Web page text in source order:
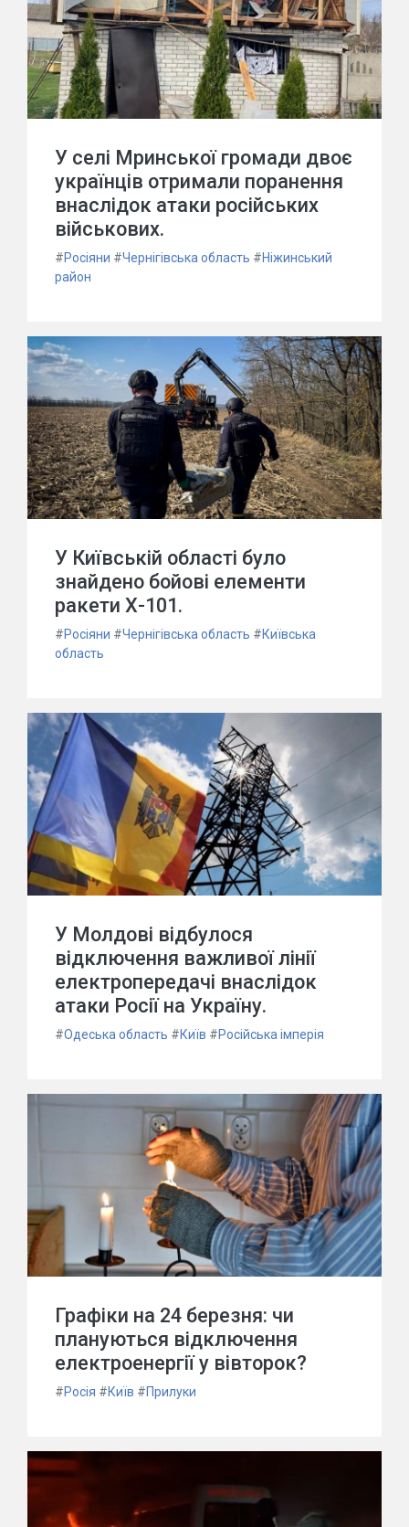
У селі Мринської громади двоє
українців отримали поранення
внаслідок атаки російських
військових.
#Росіяни #Чернігівська область #Ніжинський
район
У Київській області було
знайдено бойові елементи
ракети Х-101.
#Росіяни #Чернігівська область #Київська
область
У Молдові відбулося
відключення важливої лінії
електропередачі внаслідок
атаки Росії на Україну.
#Одеська область #Київ #Російська імперія
Графіки на 24 березня: чи
плануються відключення
електроенергії у вівторок?
#Росія #Київ #Прилуки